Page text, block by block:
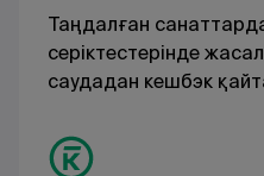
Таңдалған
серіктестерінде
саудадан кешбэк